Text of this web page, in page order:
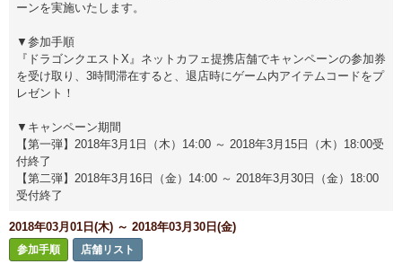
ーンを実施いたします。
▼参加手順
『ドラゴンクエストX』ネットカフェ提携店舗でキャンペーンの参加券
を受け取り、3時間滞在すると、退店時にゲーム内アイテムコードをプ
レゼント！
▼キャンペーン期間
【第一弾】2018年3月1日（木）14:00 ～ 2018年3月15日（木）18:00受
付終了
【第二弾】2018年3月16日（金）14:00 ～ 2018年3月30日（金）18:00
受付終了
2018年03月01日(木) ～ 2018年03月30日(金)
参加手順 店舗リスト